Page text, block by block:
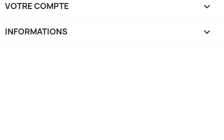
VOTRE COMPTE 
INFORMATIONS keyboard_arrow_down